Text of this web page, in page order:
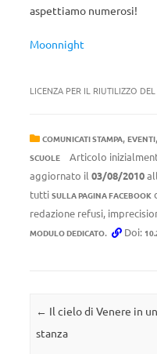
aspettiamo numerosi!
Moonnight
LICENZA PER IL RIUTILIZZO DEL
COMUNICATI STAMPA, EVENTI,
SCUOLE
Articolo
aggiornato il 03/08/2010
tutti SULLA PAGINA FACEBOOK
redazione refusi,
MODULO DEDICATO. Doi:
Navigazione articolo
← Il cielo di Venere in
stanza